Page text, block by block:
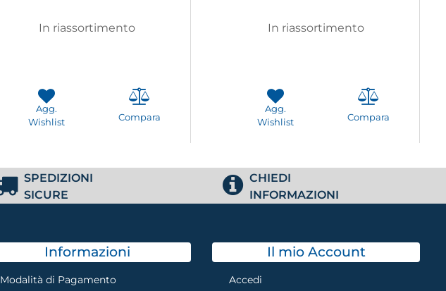
In riassortimento
Agg.
Wishlist
Compara
In riassortimento
Agg.
Wishlist
Compara
SPEDIZIONI
SICURE
CHIEDI
INFORMAZIONI
Informazioni
Modalità di Pagamento
Il mio Account
Accedi